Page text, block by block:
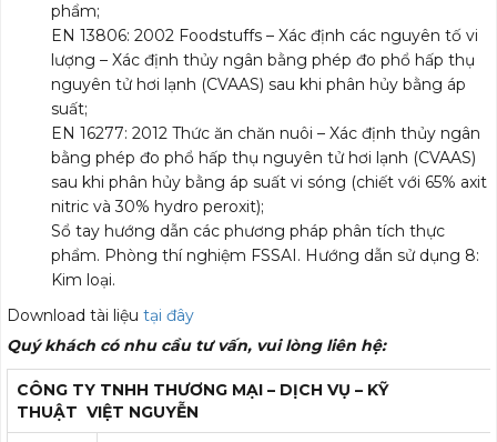
phẩm;
EN 13806: 2002 Foodstuffs – Xác định các nguyên tố vi
lượng – Xác định thủy ngân bằng phép đo phổ hấp thụ
nguyên tử hơi lạnh (CVAAS) sau khi phân hủy bằng áp
suất;
EN 16277: 2012 Thức ăn chăn nuôi – Xác định thủy ngân
bằng phép đo phổ hấp thụ nguyên tử hơi lạnh (CVAAS)
sau khi phân hủy bằng áp suất vi sóng (chiết với 65% axit
nitric và 30% hydro peroxit);
Sổ tay hướng dẫn các phương pháp phân tích thực
phẩm. Phòng thí nghiệm FSSAI. Hướng dẫn sử dụng 8:
Kim loại.
Download tài liệu tại đây
Quý khách có nhu cầu tư vấn, vui lòng liên hệ:
CÔNG TY TNHH THƯƠNG MẠI – DỊCH VỤ – KỸ
THUẬT VIỆT NGUYỄN